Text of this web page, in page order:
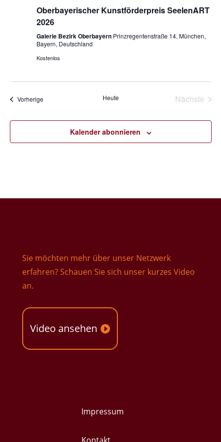
Oberbayerischer Kunstförderpreis SeelenART
2026
Galerie Bezirk Oberbayern Prinzregentenstraße 14, München,
Bayern, Deutschland
Kostenlos
VorherigeVeranstaltungen Heute
Nächste
Kalender abonnieren
Sie möchten mehr über unser Netzwerk
erfahren? Schauen Sie sich unser kurzes Video
an.
Video ansehen
Impressum